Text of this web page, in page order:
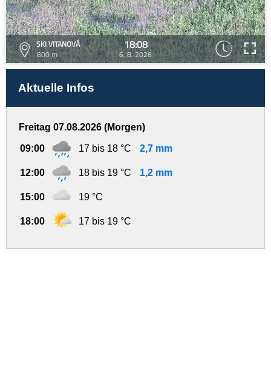
SKI VITANOVÁ
800 m
18:08
6. 8. 2026
Aktuelle Infos
Freitag 07.08.2026 (Morgen)
09:00 17 bis 18 °C 2,7 mm
12:00 18 bis 19 °C 1,2 mm
15:00 19 °C
18:00 17 bis 19 °C